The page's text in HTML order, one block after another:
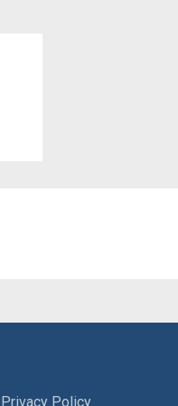
Privacy Policy